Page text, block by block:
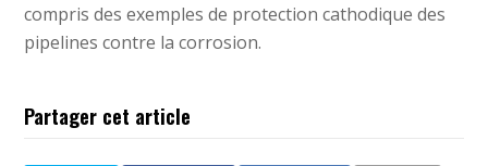
compris des exemples de protection cathodique des
pipelines contre la corrosion.
Partager cet article